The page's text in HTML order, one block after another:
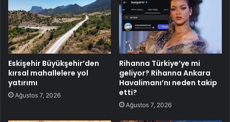
Eskişehir Büyükşehir’den
kırsal mahallelere yol
yatırımı
Ağustos 7, 2026
Rihanna Türkiye’ye mi
geliyor? Rihanna Ankara
Havalimanı’nı neden takip
etti?
Ağustos 7, 2026